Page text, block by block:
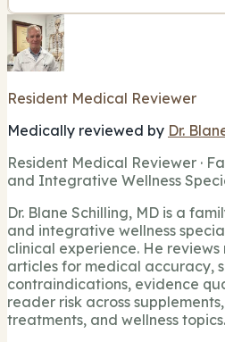
Resident Medical Reviewer
Medically reviewed by Dr.
Resident Medical Reviewer ·
and Integrative Wellness
Dr. Blane Schilling, MD is a
and integrative wellness
clinical experience. He
articles for medical accuracy,
contraindications, evidence
reader risk across
treatments, and wellness topics.